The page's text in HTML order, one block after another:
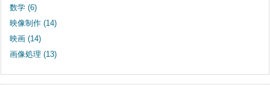
数学 (6)
映像制作 (14)
映画 (14)
画像処理 (13)